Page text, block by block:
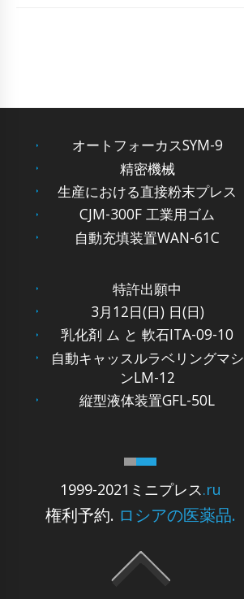
オートフォーカスSYM-9
精密機械
生産における直接粉末プレス
CJM-300F 工業用ゴム
自動充填装置WAN-61C
1999-2021ミニプレス.ru
権利予約. ロシアの医薬品.
特許出願中
3月12日(日) 日(日)
乳化剤 ム と 軟石ITA-09-10
自動キャッスルラベリングマシ
ンLM-12
縦型液体装置GFL-50L